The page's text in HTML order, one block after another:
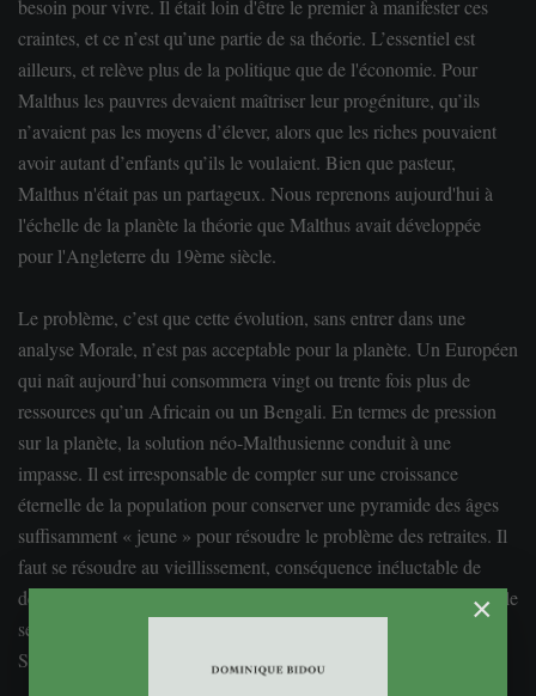
besoin pour vivre. Il était loin d'être le premier à manifester ces
craintes, et ce n’est qu’une partie de sa théorie. L’essentiel est
ailleurs, et relève plus de la politique que de l'économie. Pour
Malthus les pauvres devaient maîtriser leur progéniture, qu’ils
n’avaient pas les moyens d’élever, alors que les riches pouvaient
avoir autant d’enfants qu’ils le voulaient. Bien que pasteur,
Malthus n'était pas un partageux. Nous reprenons aujourd'hui à
l'échelle de la planète la théorie que Malthus avait développée
pour l'Angleterre du 19ème siècle.
Le problème, c’est que cette évolution, sans entrer dans une
analyse Morale, n’est pas acceptable pour la planète. Un Européen
qui naît aujourd’hui consommera vingt ou trente fois plus de
ressources qu’un Africain ou un Bengali. En termes de pression
sur la planète, la solution néo-Malthusienne conduit à une
impasse. Il est irresponsable de compter sur une croissance
éternelle de la population pour conserver une pyramide des âges
suffisamment « jeune » pour résoudre le problème des retraites. Il
faut se résoudre au vieillissement, conséquence inéluctable de
deux souhaits très largement partagés : voir la population mondiale
se stabiliser d’une part, et de l’autre améliorer en permanence la
Santé
des populations et leur espérance de vie.
×